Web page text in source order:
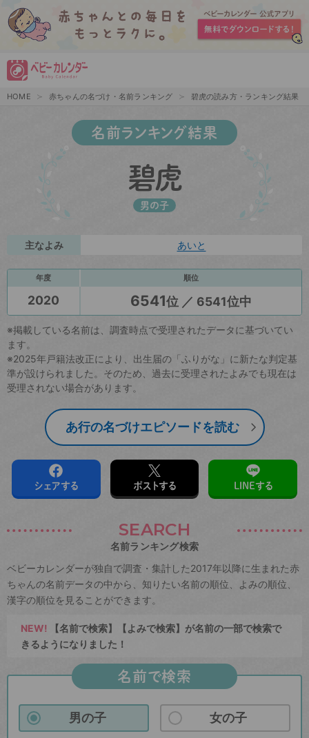
HOME 赤ちゃんの名づけ・名前ランキング 碧虎の読み方・ランキング結果
名前ランキング結果
碧虎
男の子
主なよみ あいと
年度 順位
2020 6541位 ／ 6541位中
※掲載している名前は、調査時点で受理されたデータに基づいてい
ます。
※2025年戸籍法改正により、出生届の「ふりがな」に新たな判定基
準が設けられました。そのため、過去に受理されたよみでも現在は
受理されない場合があります。
あ行の名づけエピソードを読む
シェアする ポストする LINEする
SEARCH
名前ランキング検索
ベビーカレンダーが独自で調査・集計した2017年以降に生まれた赤
ちゃんの名前データの中から、知りたい名前の順位、よみの順位、
漢字の順位を見ることができます。
NEW! 【名前で検索】【よみで検索】が名前の一部で検索で
きるようになりました！
名前で検索
男の子 女の子